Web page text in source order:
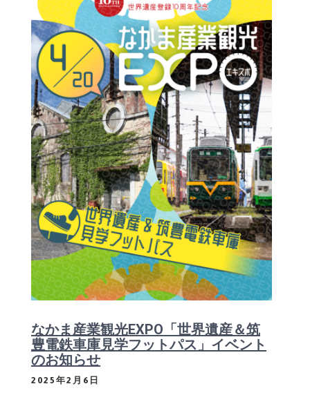
なかま産業観光EXPO「世界遺産＆筑
豊電鉄車庫見学フットパス」イベント
のお知らせ
2025年2月6日